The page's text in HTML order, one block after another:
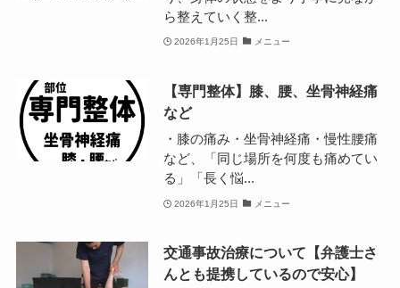
ら整えていく整...
2026年1月25日 メニュー
【専門整体】膝、腰、坐骨神経痛
など
・膝の痛み・坐骨神経痛・慢性腰痛
など、「同じ場所を何度も痛めてい
る」「長く悩...
2026年1月25日 メニュー
交通事故治療について【弁護士さ
んとも提携しているので安心】